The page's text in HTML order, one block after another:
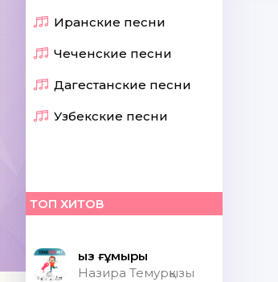
Иранские песни
Чеченские песни
Дагестанские песни
Узбекские песни
ТОП ХИТОВ
Қыз ғұмыры
Назира Темурқызы